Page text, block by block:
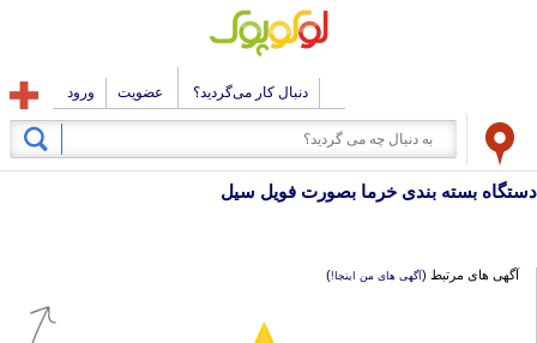
دنبال کار می‌گردید؟ عضویت ورود
دستگاه بسته بندی خرما بصورت فویل سیل
آگهی های مرتبط (آگهی های من اینجا!)